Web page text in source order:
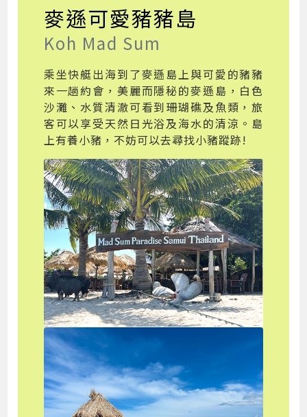
麥遜可愛豬豬島
Koh Mad Sum
乘坐快艇出海到了麥遜島上與可愛的豬豬
來一趟約會，美麗而隱秘的麥遜島，白色
沙灘、水質清澈可看到珊瑚礁及魚類，旅
客可以享受天然日光浴及海水的清涼。島
上有養小豬，不妨可以去尋找小豬蹤跡!